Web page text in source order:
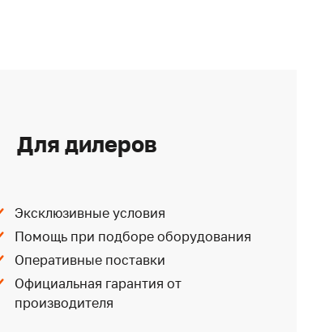
Для дилеров
Эксклюзивные условия
Помощь при подборе оборудования
Оперативные поставки
Официальная гарантия от
производителя